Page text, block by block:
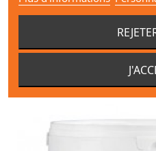
Ajouter